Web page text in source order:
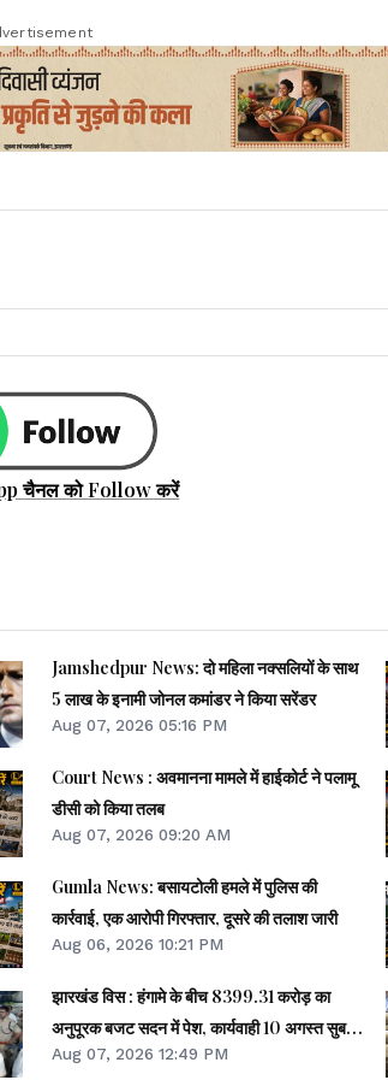
चैनल को Follow करें
Jamshedpur News: दो महिला नक्सलियों के साथ
5 लाख के इनामी जोनल कमांडर ने किया सरेंडर
Aug 07, 2026 05:16 PM
Court News : अवमानना मामले में हाईकोर्ट ने पलामू
डीसी को किया तलब
Aug 07, 2026 09:20 AM
Gumla News: बसायटोली हमले में पुलिस की
कार्रवाई, एक आरोपी गिरफ्तार, दूसरे की तलाश जारी
Aug 06, 2026 10:21 PM
झारखंड विस : हंगामे के बीच 8399.31 करोड़ का
अनुपूरक बजट सदन में पेश, कार्यवाही 10 अगस्त सुबह
11 बजे तक स्थगित
Aug 07, 2026 12:49 PM